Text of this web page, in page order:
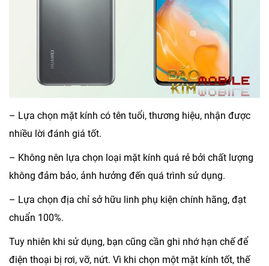
– Lựa chọn mặt kính có tên tuổi, thương hiệu, nhận được
nhiều lời đánh giá tốt.
– Không nên lựa chọn loại mặt kính quá rẻ bởi chất lượng
không đảm bảo, ảnh hưởng đến quá trình sử dụng.
– Lựa chọn địa chỉ sở hữu linh phụ kiện chính hãng, đạt
chuẩn 100%.
Tuy nhiên khi sử dụng, bạn cũng cần ghi nhớ hạn chế để
điện thoại bị rơi, vỡ, nứt. Vì khi chọn một mặt kính tốt, thế